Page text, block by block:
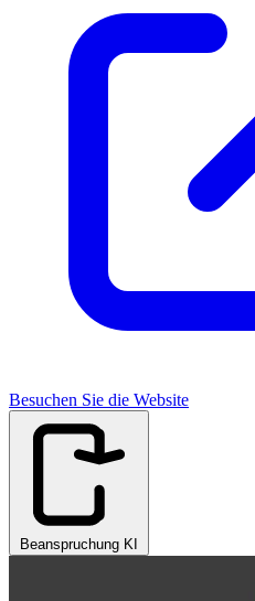
Besuchen Sie die Website
Beanspruchung KI